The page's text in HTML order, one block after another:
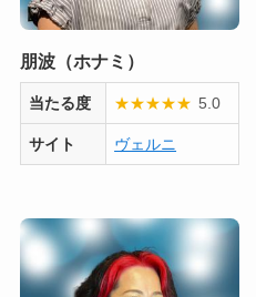
朋波（ホナミ）
当たる度 ★★★★★ 5.0
サイト ヴェルニ